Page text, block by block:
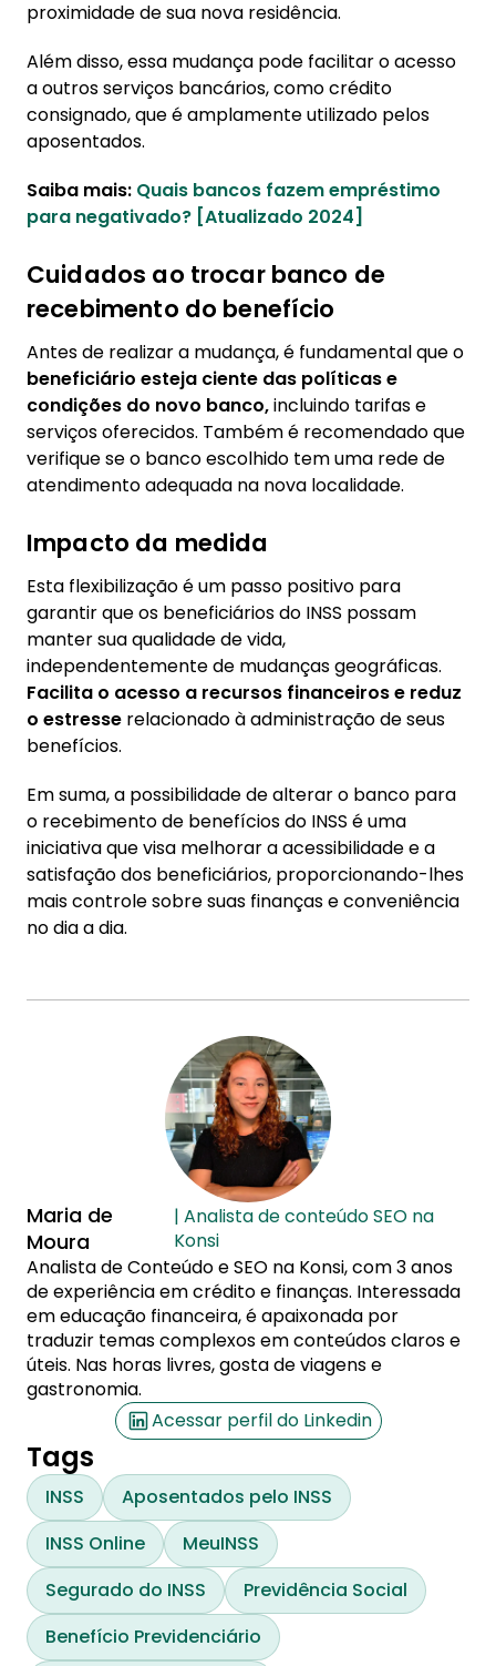
proximidade de sua nova residência.
Além disso, essa mudança pode facilitar o acesso
a outros serviços bancários, como crédito
consignado, que é amplamente utilizado pelos
aposentados.
Saiba mais: Quais bancos fazem empréstimo
para negativado? [Atualizado 2024]
Cuidados ao trocar banco de
recebimento do benefício
Antes de realizar a mudança, é fundamental que o
beneficiário esteja ciente das políticas e
condições do novo banco,incluindo tarifas e
serviços oferecidos. Também é recomendado que
verifique se o banco escolhido tem uma rede de
atendimento adequada na nova localidade.
Impacto da medida
Esta flexibilização é um passo positivo para
garantir que os beneficiários do INSS possam
manter sua qualidade de vida,
independentemente de mudanças geográficas.
Facilita o acesso a recursos financeiros e reduz
o estresse relacionado à administração de seus
benefícios.
Em suma, a possibilidade de alterar o banco para
o recebimento de benefícios do INSS é uma
iniciativa que visa melhorar a acessibilidade e a
satisfação dos beneficiários, proporcionando-lhes
mais controle sobre suas finanças e conveniência
no dia a dia.
Maria de
Moura
| Analista de conteúdo SEO na
Konsi
Analista de Conteúdo e SEO na Konsi, com 3 anos
de experiência em crédito e finanças. Interessada
em educação financeira, é apaixonada por
traduzir temas complexos em conteúdos claros e
úteis. Nas horas livres, gosta de viagens e
gastronomia.
Acessar perfil do Linkedin
Tags
INSS
Aposentados pelo INSS
INSS Online
MeuINSS
Segurado do INSS
Previdência Social
Benefício Previdenciário